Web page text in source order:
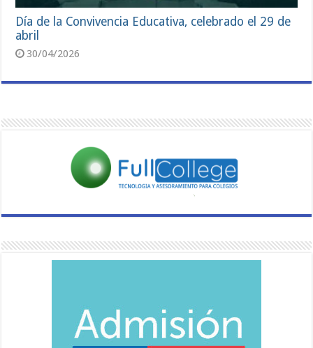
Día de la Convivencia Educativa, celebrado el 29 de
abril
30/04/2026